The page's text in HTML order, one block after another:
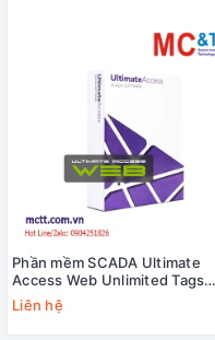
Phần mềm SCADA Ultimate
Access Web Unlimited Tags
Cimon UA02-FULL/DS
Liên hệ